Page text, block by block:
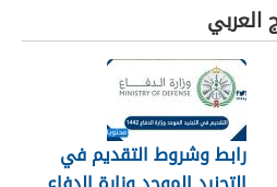
العربي
رابط وشروط التقديم في